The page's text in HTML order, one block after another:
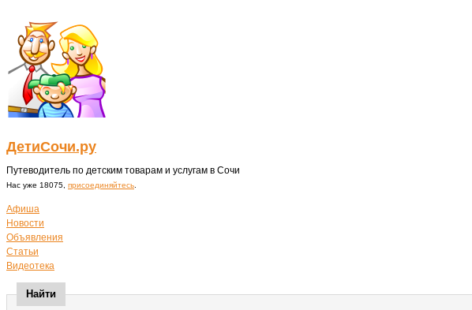
ДетиСочи.ру
Путеводитель по детским товарам и услугам в Сочи
Нас уже 18075, присоединяйтесь
Афиша
Новости
Объявления
Статьи
Видеотека
Найти